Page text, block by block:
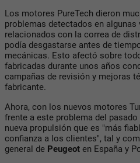
Los motores PureTech dieron
problemas detectados en
relacionados con la correa de
podía desgastarse antes de
mecánicas. Esto afectó sobre
fabricadas durante unos años
campañas de revisión y mejoras
fabricante.
Ahora, con los nuevos motores
frente a este problema del pasado
nueva propulsión que es "más
confianza a los clientes", tal y
general de Peugeot en España y